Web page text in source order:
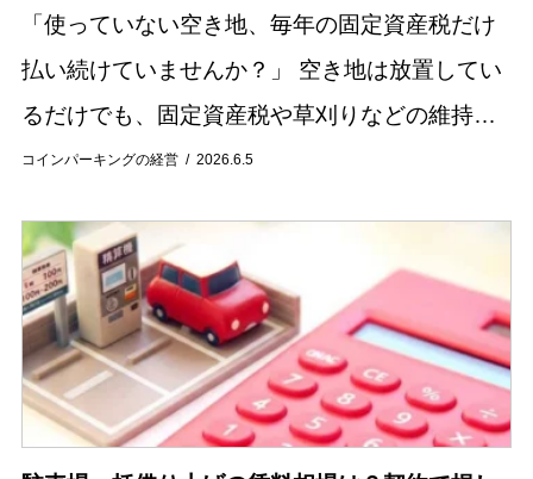
コインパーキングの経営 2026.6.5
「使っていない空き地、毎年の固定資産税だけ
払い続けていませんか？」 空き地は放置してい
るだけでも、固定資産税や草刈りなどの維持費
が発生し続けます。 さらに管理が行き届かない
ラブル...